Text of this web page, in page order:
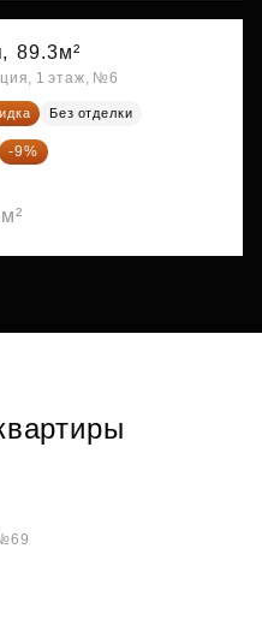
89.3м²
1 этаж, №6
Без отделки
-9%